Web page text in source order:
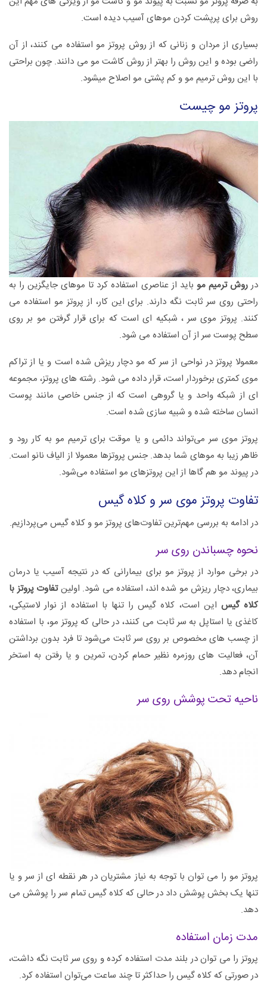
روش برای پرپشت کردن موهای آسیب دیده است.
بسیاری از مردان و زنانی که از روش پروتز مو استفاده می کنند، از آن
راضی بوده و این روش را بهتر از روش کاشت مو می دانند. چون براحتی
با این روش ترمیم مو و کم پشتی مو اصلاح میشود.
پروتز مو چیست
درروش ترمیم مو باید از عناصری استفاده کرد تا موهای جایگزین را به
راحتی روی سر ثابت نگه دارند. برای این کار، از پروتز مو استفاده می
کنند. پروتز موی سر ، شبکیه ای است که برای قرار گرفتن مو بر روی
سطح پوست سر از آن استفاده می شود.
معمولا پروتز در نواحی از سر که مو دچار ریزش شده است و یا از تراکم
موی کمتری برخوردار است، قرار داده می شود. رشته های پروتز، مجموعه
ای از شبکه واحد و یا گروهی است که از جنس خاصی مانند پوست
انسان ساخته شده و شبیه سازی شده است.
پروتز موی سر می‌تواند دائمی و یا موقت برای ترمیم مو به کار رود و
ظاهر زیبا به موهای شما بدهد. جنس پروتزها معمولا از الیاف نانو است.
در پیوند مو هم گاها از این پروتزهای مو استفاده می‌شود.
تفاوت پروتز موی سر و کلاه گیس
در ادامه به بررسی مهم‌ترین تفاوت‌های پروتز مو و کلاه گیس می‌پردازیم.
نحوه چسباندن روی سر
در برخی موارد از پروتز مو برای بیمارانی که در نتیجه آسیب یا درمان
بیماری، دچار ریزش مو شده اند، استفاده می شود. اولینتفاوت پروتز با
کلاه گیس این است، کلاه گیس را تنها با استفاده از نوار لاستیکی،
کاغذی یا استاپل به سر ثابت می کنند، در حالی که پروتز مو، با استفاده
از چسب های مخصوص بر روی سر ثابت می‌شود تا فرد بدون برداشتن
آن، فعالیت های روزمره نظیر حمام کردن، تمرین و یا رفتن به استخر
انجام دهد.
ناحیه تحت پوشش روی سر
پروتز مو را می توان با توجه به نیاز مشتریان در هر نقطه ای از سر و یا
تنها یک بخش پوشش داد در حالی که کلاه گیس تمام سر را پوشش می
دهد.
مدت زمان استفاده
پروتز را می توان در بلند مدت استفاده کرده و روی سر ثابت نگه داشت،
در صورتی که کلاه گیس را حداکثر تا چند ساعت می‌توان استفاده کرد.